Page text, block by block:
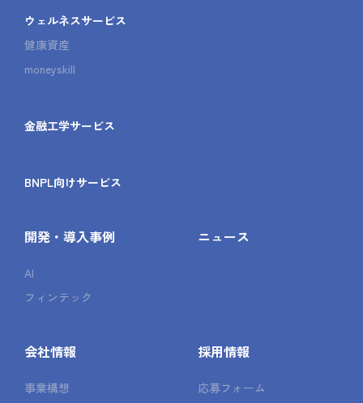
ウェルネスサービス
健康資産
moneyskill
金融工学サービス
BNPL向けサービス
開発・導入事例
AI
フィンテック
ニュース
会社情報
事業構想
採用情報
応募フォーム